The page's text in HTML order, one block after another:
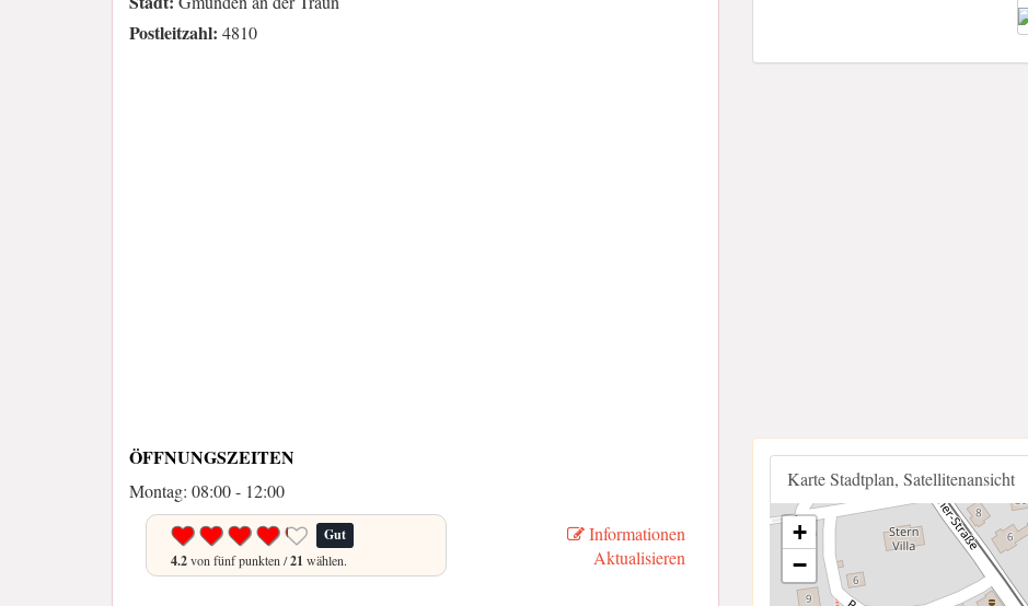
Postleitzahl: 4810
ÖFFNUNGSZEITEN
Montag: 08:00 - 12:00
Gut
4.2von fünf punkten /21 wählen.
Informationen
Aktualisieren
Karte Stadtplan, Satellitenansicht
+
−